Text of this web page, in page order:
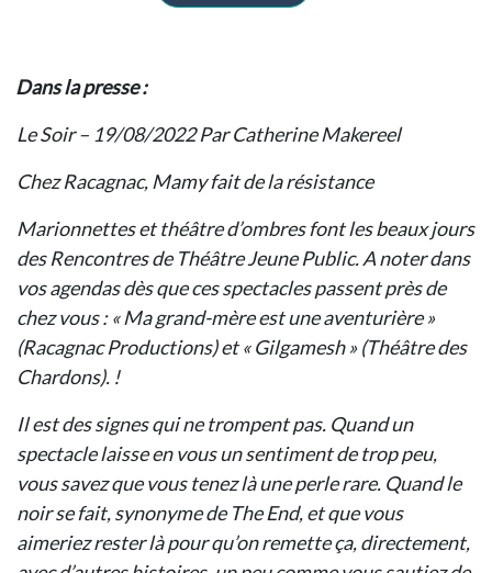
Dans la presse :
Le Soir – 19/08/2022 Par Catherine Makereel
Chez Racagnac, Mamy fait de la résistance
Marionnettes et théâtre d’ombres font les beaux jours
des Rencontres de Théâtre Jeune Public. A noter dans
vos agendas dès que ces spectacles passent près de
chez vous : « Ma grand-mère est une aventurière »
(Racagnac Productions) et « Gilgamesh » (Théâtre des
Chardons). !
Il est des signes qui ne trompent pas. Quand un
spectacle laisse en vous un sentiment de trop peu,
vous savez que vous tenez là une perle rare. Quand le
noir se fait, synonyme de The End, et que vous
aimeriez rester là pour qu’on remette ça, directement,